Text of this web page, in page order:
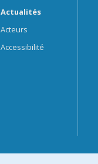
Actualités
Acteurs
Accessibilité